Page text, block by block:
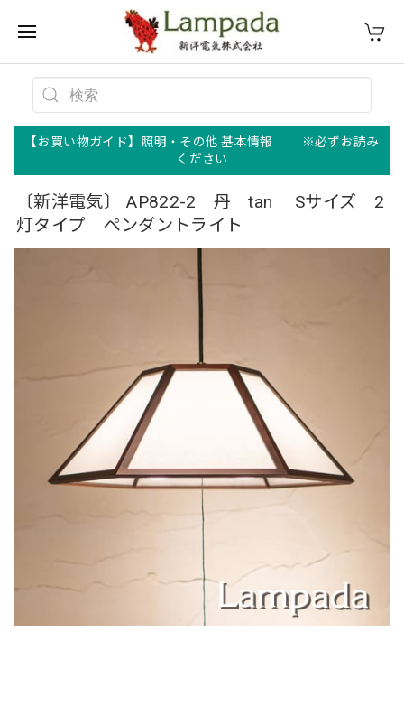
【お買い物ガイド】照明・その他 基本情報 ※必ずお読み
ください
〔新洋電気〕 AP822-2 丹 tan Sサイズ 2
灯タイプ ペンダントライト